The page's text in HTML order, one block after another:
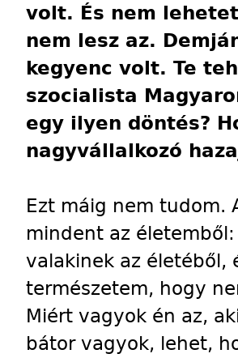
volt. És nem
nem lesz az.
kegyenc volt. Te
szocialista
egy ilyen döntés?
nagyvállalkozó
Ezt máig nem tudom.
mindent az
valakinek az életéből,
természetem, hogy
Miért vagyok én az,
bátor vagyok, lehet,